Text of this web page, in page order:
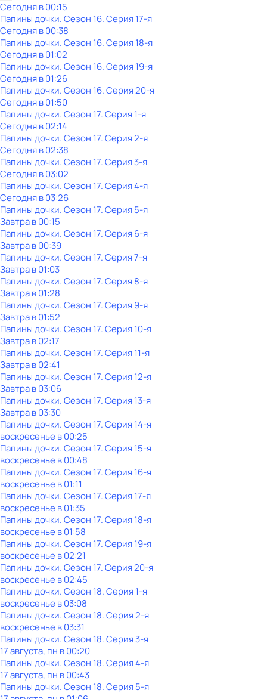
Сегодня в 00:15
Папины дочки. Сезон 16. Серия 17-я
Сегодня в 00:38
Папины дочки. Сезон 16. Серия 18-я
Сегодня в 01:02
Папины дочки. Сезон 16. Серия 19-я
Сегодня в 01:26
Папины дочки. Сезон 16. Серия 20-я
Сегодня в 01:50
Папины дочки. Сезон 17. Серия 1-я
Сегодня в 02:14
Папины дочки. Сезон 17. Серия 2-я
Сегодня в 02:38
Папины дочки. Сезон 17. Серия 3-я
Сегодня в 03:02
Папины дочки. Сезон 17. Серия 4-я
Сегодня в 03:26
Папины дочки. Сезон 17. Серия 5-я
Завтра в 00:15
Папины дочки. Сезон 17. Серия 6-я
Завтра в 00:39
Папины дочки. Сезон 17. Серия 7-я
Завтра в 01:03
Папины дочки. Сезон 17. Серия 8-я
Завтра в 01:28
Папины дочки. Сезон 17. Серия 9-я
Завтра в 01:52
Папины дочки. Сезон 17. Серия 10-я
Завтра в 02:17
Папины дочки. Сезон 17. Серия 11-я
Завтра в 02:41
Папины дочки. Сезон 17. Серия 12-я
Завтра в 03:06
Папины дочки. Сезон 17. Серия 13-я
Завтра в 03:30
Папины дочки. Сезон 17. Серия 14-я
воскресенье в00:25
Папины дочки. Сезон 17. Серия 15-я
воскресенье в00:48
Папины дочки. Сезон 17. Серия 16-я
воскресенье в01:11
Папины дочки. Сезон 17. Серия 17-я
воскресенье в01:35
Папины дочки. Сезон 17. Серия 18-я
воскресенье в01:58
Папины дочки. Сезон 17. Серия 19-я
воскресенье в02:21
Папины дочки. Сезон 17. Серия 20-я
воскресенье в02:45
Папины дочки. Сезон 18. Серия 1-я
воскресенье в03:08
Папины дочки. Сезон 18. Серия 2-я
воскресенье в03:31
Папины дочки. Сезон 18. Серия 3-я
17 августа, пн в 00:20
Папины дочки. Сезон 18. Серия 4-я
17 августа, пн в 00:43
Папины дочки. Сезон 18. Серия 5-я